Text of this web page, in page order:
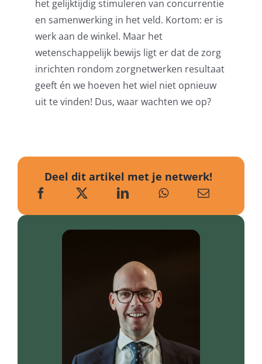
het gelijktijdig stimuleren van concurrentie
en samenwerking in het veld. Kortom: er is
werk aan de winkel. Maar het
wetenschappelijk bewijs ligt er dat de zorg
inrichten rondom zorgnetwerken resultaat
geeft én we hoeven het wiel niet opnieuw
uit te vinden! Dus, waar wachten we op?
Deel dit artikel met je netwerk!